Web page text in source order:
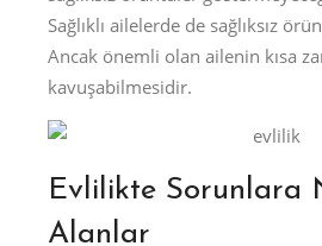
Sağlıklı ailelerde de sağlıksız
Ancak önemli olan ailenin kısa
kavuşabilmesidir.
Evlilikte Sorunlara
Alanlar